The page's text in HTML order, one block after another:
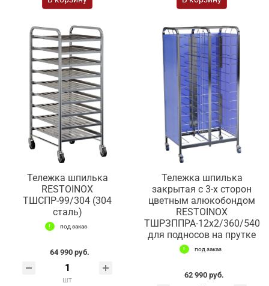
Тележка шпилька
RESTOINOX
ТШСПР-99/304 (304
сталь)
под заказ
64 990 руб.
шт
Тележка шпилька
закрытая с 3-х сторон
цветным алюкобондом
RESTOINOX
ТШРЗППРА-12х2/360/540
для подносов на прутке
под заказ
62 990 руб.